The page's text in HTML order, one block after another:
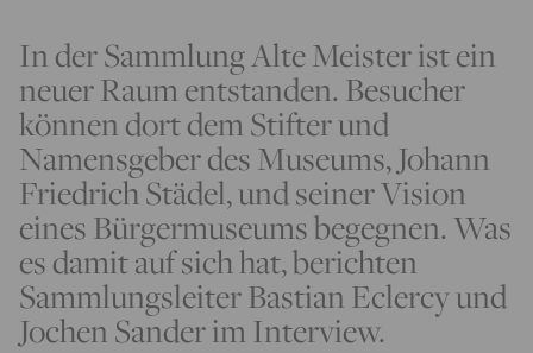
In der Sammlung Alte Meister ist ein
neuer Raum entstanden. Besucher
können dort dem Stifter und
Namensgeber des Museums, Johann
Friedrich Städel, und seiner Vision
eines Bürgermuseums begegnen. Was
es damit auf sich hat, berichten
Sammlungsleiter Bastian Eclercy und
Jochen Sander im Interview.